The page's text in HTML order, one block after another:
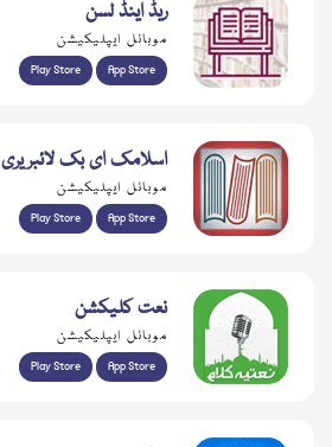
ریڈ اینڈ لسن
موبائل ایپلیکیشن
Play Store App Store
اسلامک ای بک لائبریری
موبائل ایپلیکیشن
Play Store App Store
نعت کلیکشن
موبائل ایپلیکیشن
Play Store App Store